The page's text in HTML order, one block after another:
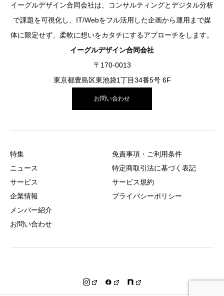
イーグルデザイン合同会社は、コンサルティングとデジタル分析
で課題を可視化し、IT/Webをフル活用した企画から運用まで媒
体に限定せず、柔軟に想いをカタチにするアプローチをします。
イーグルデザイン合同会社
〒170-0013
東京都豊島区東池袋1丁目34番5号 6F
お問い合わせ
特集
ニュース
サービス
企業情報
メンバー紹介
お問い合わせ
免責事項・ご利用条件
特定商取引法に基づく表記
サービス規約
プライバシーポリシー